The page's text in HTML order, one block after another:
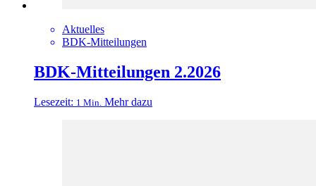
Aktuelles
BDK-Mitteilungen
BDK-Mitteilungen 2.2026
Lesezeit: 1 Min. Mehr dazu